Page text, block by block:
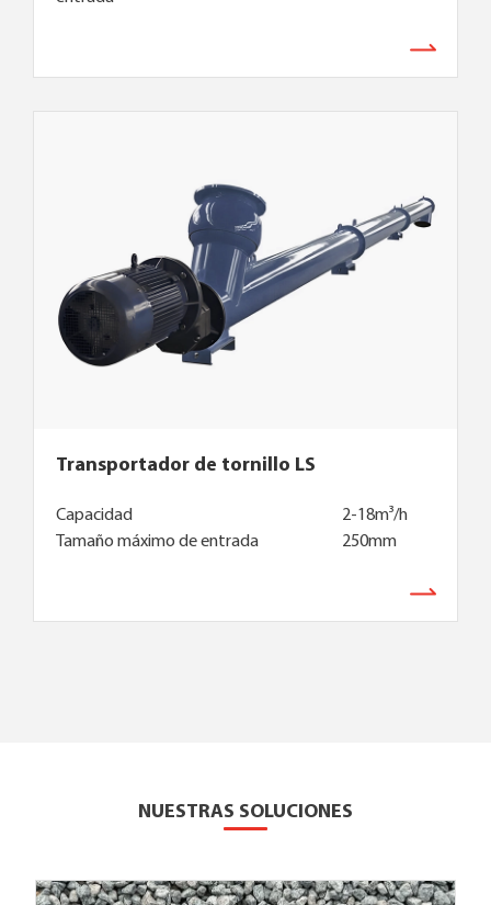
Transportador de tornillo LS
Capacidad
2-18m³/h
Tamaño máximo de entrada
250mm
NUESTRAS SOLUCIONES